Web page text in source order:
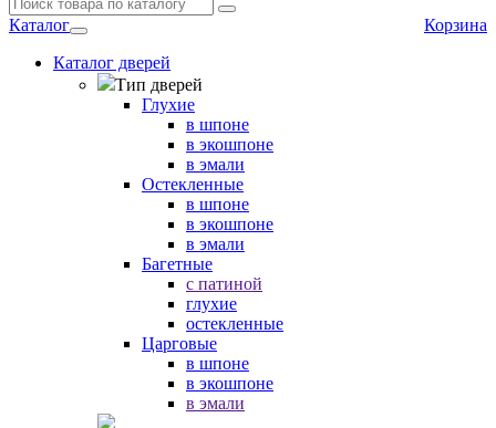
Каталог
Корзина
Каталог дверей
Тип дверей
Глухие
в шпоне
в экошпоне
в эмали
Остекленные
в шпоне
в экошпоне
в эмали
Багетные
с патиной
глухие
остекленные
Царговые
в шпоне
в экошпоне
в эмали